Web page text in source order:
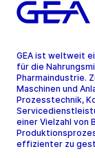
GEA ist weltweit
für die
Pharmaindustrie.
Maschinen und
Prozesstechnik,
einer Vielzahl von
effizienter zu